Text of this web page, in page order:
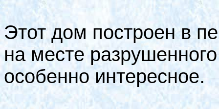
Этот дом построен в
на месте
особенно интересное.